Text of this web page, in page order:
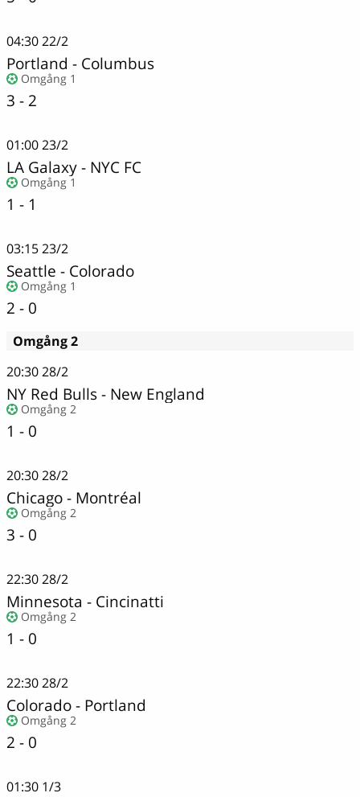
04:3022/2
Portland - Columbus
Omgång 1
3 - 2
01:0023/2
LA Galaxy - NYC FC
Omgång 1
1 - 1
03:1523/2
Seattle - Colorado
Omgång 1
2 - 0
Omgång 2
20:3028/2
NY Red Bulls- New England
Omgång 2
1 - 0
20:3028/2
Chicago- Montréal
Omgång 2
3 - 0
22:3028/2
Minnesota - Cincinatti
Omgång 2
1 - 0
22:3028/2
Colorado- Portland
Omgång 2
2 - 0
01:30 1/3